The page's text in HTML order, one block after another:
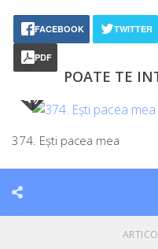
FACEBOOK TWITTER
PDF
POATE TE
374. Eşti pacea mea